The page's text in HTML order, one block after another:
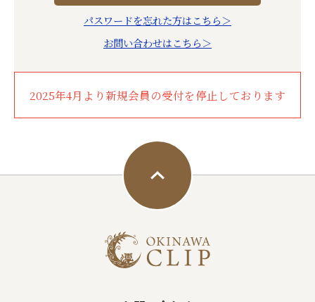
パスワードを忘れた方はこちら＞
お問い合わせはこちら＞
2025年4月より新規会員の受付を停止しております